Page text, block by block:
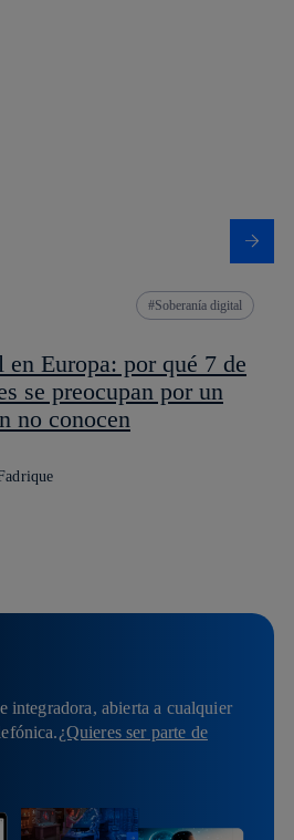
Soberanía digital
en Europa: por qué 7 de
se preocupan por un
no conocen
integradora, abierta a cualquier
¿Quieres ser parte de